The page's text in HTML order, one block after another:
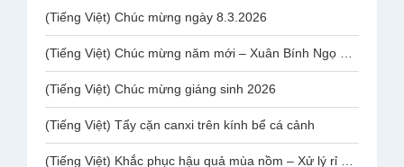
(Tiếng Việt) Chúc mừng ngày 8.3.2026
(Tiếng Việt) Chúc mừng giáng sinh 2026
(Tiếng Việt) Tẩy cặn canxi trên kính bể cá cảnh